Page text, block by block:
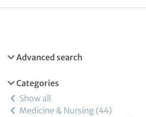
Advanced search
Categories
Show all
Medicine & Nursing 44